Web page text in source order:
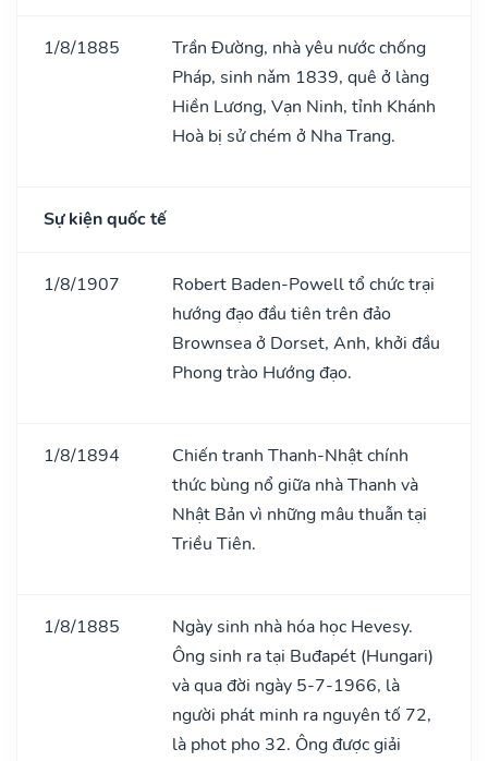
1/8/1885
Trần Đường, nhà yêu nước chống
Pháp, sinh nǎm 1839, quê ở làng
Hiền Lương, Vạn Ninh, tỉnh Khánh
Hoà bị sử chém ở Nha Trang.
Sự kiện quốc tế
1/8/1907
Robert Baden-Powell tổ chức trại
hướng đạo đầu tiên trên đảo
Brownsea ở Dorset, Anh, khởi đầu
Phong trào Hướng đạo.
1/8/1894
Chiến tranh Thanh-Nhật chính
thức bùng nổ giữa nhà Thanh và
Nhật Bản vì những mâu thuẫn tại
Triều Tiên.
1/8/1885
Ngày sinh nhà hóa học Hevesy.
Ông sinh ra tại Buđapét (Hungari)
và qua đời ngày 5-7-1966, là
người phát minh ra nguyên tố 72,
là phot pho 32. Ông được giải